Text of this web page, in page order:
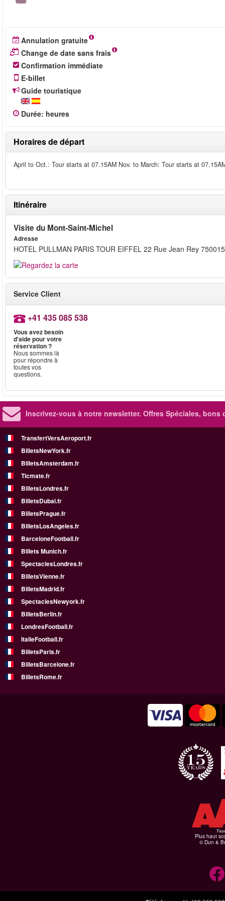
Annulation gratuite
Change de date sans frais
Confirmation immédiate
E-billet
Guide touristique
Durée: heures
Horaires de départ
April to Oct.: Tour starts at 07.15AM Nov. to March: Tour starts at
Itinéraire
Visite du Mont-Saint-Michel
Adresse
HOTEL PULLMAN PARIS TOUR EIFFEL 22 Rue Jean Rey
Service Client
+41 435 085 538
Vous avez besoin
d'aide pour votre
réservation ?
Nous sommes là
pour répondre à
toutes vos
questions.
Inscrivez-vous à notre newsletter. Offres Spéciales, bons
TransfertVersAeroport.fr
BilletsNewYork.fr
BilletsAmsterdam.fr
Ticmate.fr
BilletsLondres.fr
BilletsDubai.fr
BilletsPrague.fr
BilletsLosAngeles.fr
BarceloneFootball.fr
Billets Munich.fr
SpectaclesLondres.fr
BilletsVienne.fr
BilletsMadrid.fr
SpectaclesNewyork.fr
BilletsBerlin.fr
LondresFootball.fr
ItalieFootball.fr
BilletsParis.fr
BilletsBarcelone.fr
BilletsRome.fr
Plus haut
© Dun &